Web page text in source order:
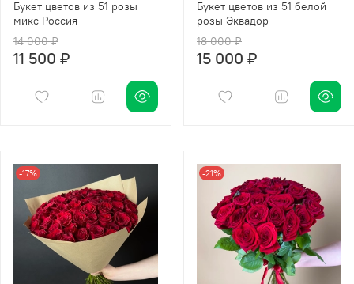
Букет цветов из 51 розы
микс Россия
14 000 ₽
11 500 ₽
Букет цветов из 51 белой
розы Эквадор
18 000 ₽
15 000 ₽
-17% -21%